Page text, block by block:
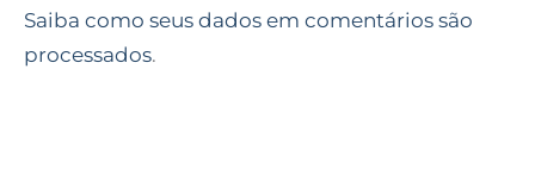
Saiba como seus dados em comentários são
processados.